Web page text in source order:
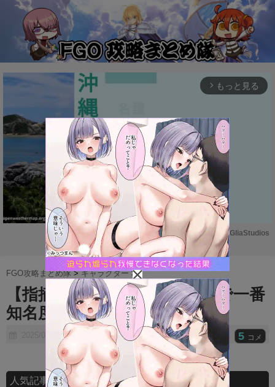
arrow_forward_ios もっと見る
M
u
t
e
Powered by GliaStudios
FGO攻略まとめ隊 >キャラクター >
【指摘】もしかして日本人鯖で一番
知名度があるのって・・・。
2025/02/05 5 コメ
人気記事ランキング